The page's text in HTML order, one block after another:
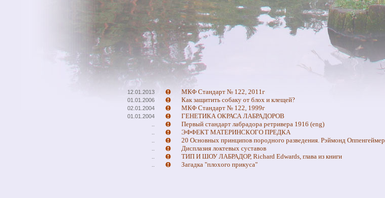
12.01.2013 МКФ Стандарт № 122, 2011г
01.01.2006 Как защитить собаку от блох и клещей?
02.01.2004 МКФ Стандарт № 122, 1999г
01.01.2004 ГЕНЕТИКА ОКРАСА ЛАБРАДОРОВ
Первый стандарт лабрадора ретривера 1916 (eng)
ЭФФЕКТ МАТЕРИНСКОГО ПРЕДКА
20 Основных принципов породного разведения. Рэймонд Оппенгеймер
Дисплазия локтевых суставов
ТИП И ШОУ ЛАБРАДОР, Richard Edwards, глава из книги
Загадка "плохого прикуса"